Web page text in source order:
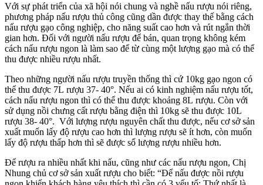
Với sự phát triển của xã hội nói chung và nghề nấu rượu nói riêng,
phương pháp nấu rượu thủ công cũng dần được thay thế bằng cách
nấu rượu gạo công nghiệp, cho năng suất cao hơn và rút ngắn thời
gian hơn. Đối với người nấu rượu để bán, quan trọng không kém
cách nấu rượu ngon là làm sao để từ cùng một lượng gạo mà có thể
thu được nhiều rượu nhất.
Theo những người nấu rượu truyền thống thì cứ 10kg gạo ngon có
thể thu được 7L rượu 37- 40°. Nếu ai có kinh nghiệm nấu rượu tốt,
cách nấu rượu ngon thì có thể thu được khoảng 8L rượu. Còn với
sử dụng nồi chưng cất rượu bằng điện thì 10kg sẽ thu được 10L
rượu 38- 40°. Với lượng rượu nguyên chất thu được, nếu cơ sở sản
xuất muốn lấy độ rượu cao hơn thì lượng rượu sẽ ít hơn, còn muốn
lấy độ rượu thấp hơn thì sẽ được số lượng rượu nhiều hơn.
Để rượu ra nhiều nhất khi nấu, cũng như các nấu rượu ngon, Chị
Nhung chủ cơ sở sản xuất rượu cho biết: “Để nấu được nồi rượu